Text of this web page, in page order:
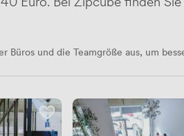
Büros und die Teamgröße aus, um